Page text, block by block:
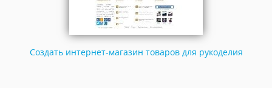
Создать интернет-магазин товаров для рукоделия